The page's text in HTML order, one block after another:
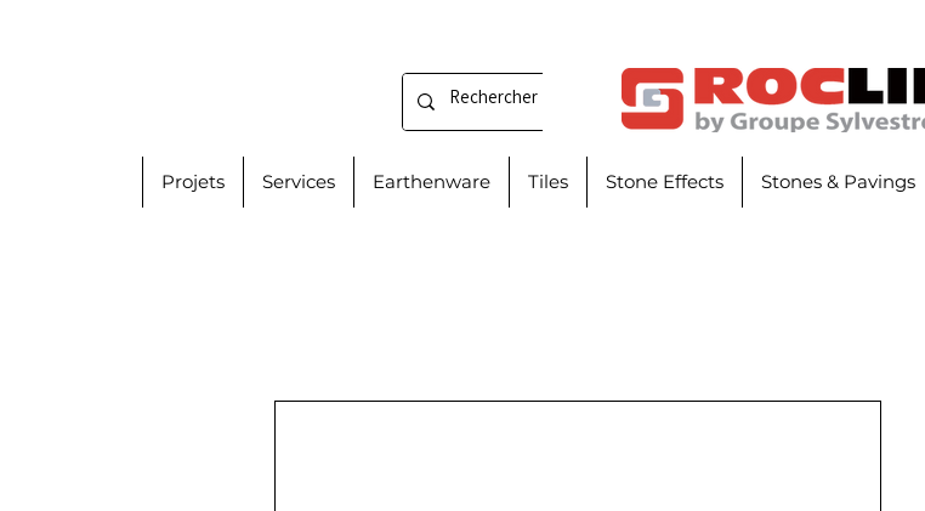
Projets Services Earthenware Tiles Stone Effects Stones & Pavings